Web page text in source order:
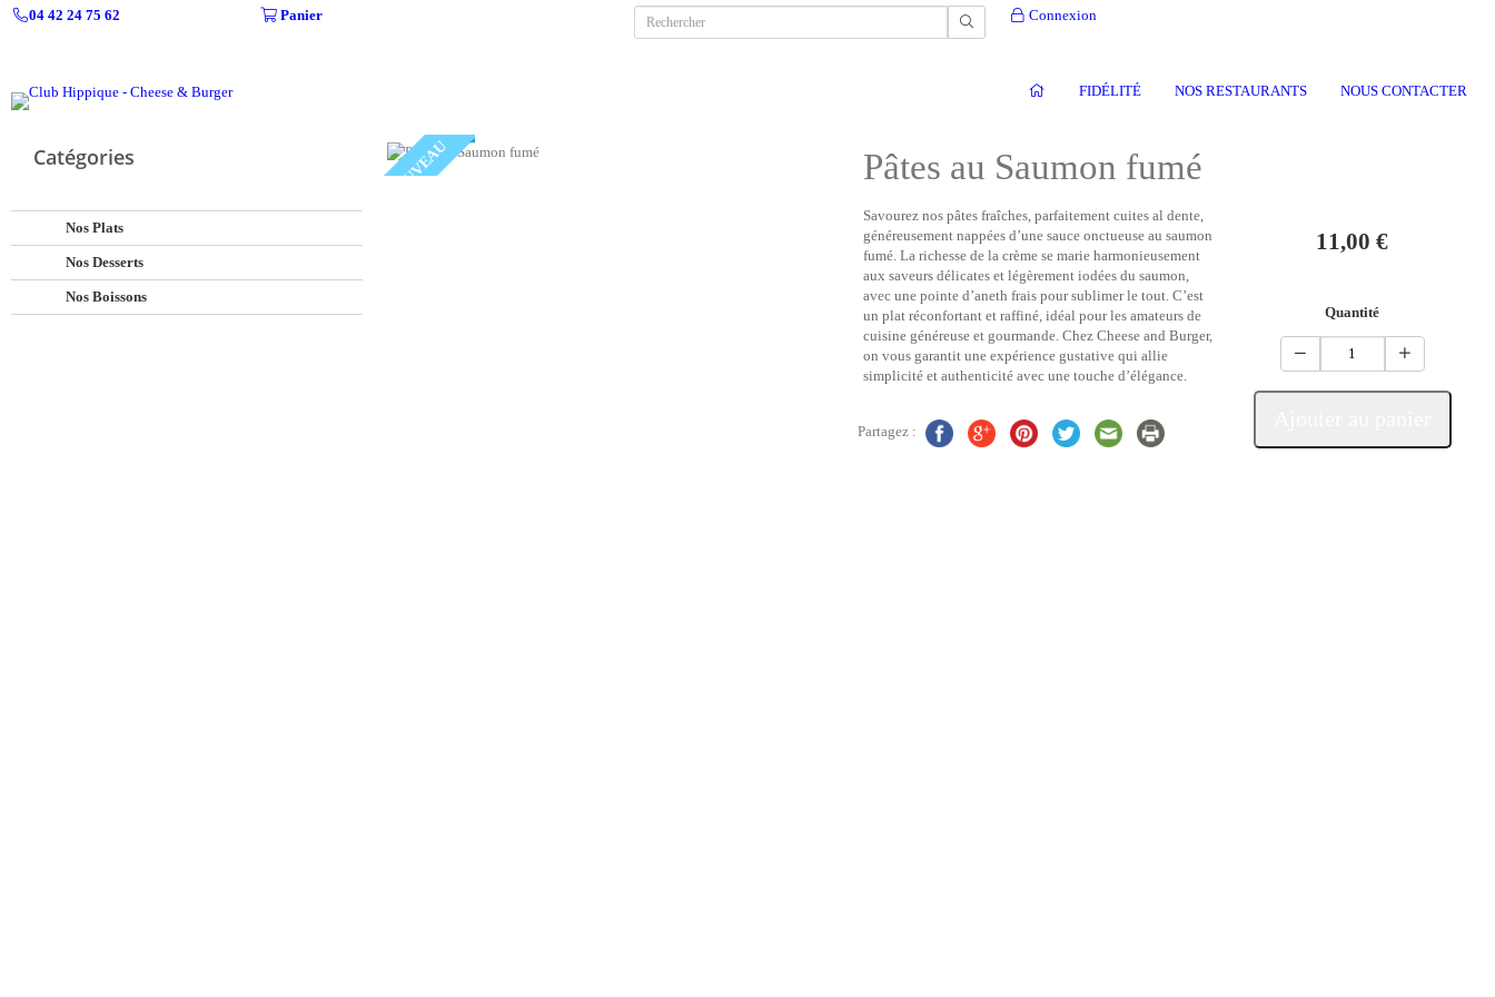
04 42 24 75 62 Panier Connexion
FIDÉLITÉ NOS RESTAURANTS NOUS CONTACTER
Catégories
Nos Plats
Nos Desserts
Nos Boissons
NOUVEAU Pâtes au Saumon fumé
Savourez nos pâtes fraîches, parfaitement cuites al dente,
généreusement nappées d’une sauce onctueuse au saumon
fumé. La richesse de la crème se marie harmonieusement
aux saveurs délicates et légèrement iodées du saumon,
avec une pointe d’aneth frais pour sublimer le tout. C’est
un plat réconfortant et raffiné, idéal pour les amateurs de
cuisine généreuse et gourmande. Chez Cheese and Burger,
on vous garantit une expérience gustative qui allie
simplicité et authenticité avec une touche d’élégance.
Partagez :
11,00 €
Quantité